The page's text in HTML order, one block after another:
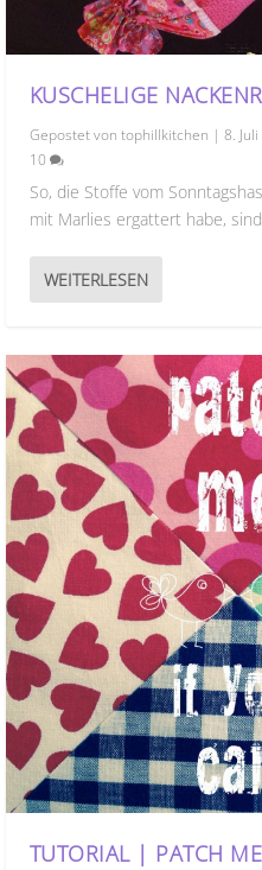
KUSCHELIGE
Gepostet von tophillkitchen | 8.
10
So, die Stoffe vom
mit Marlies ergattert habe, sind
WEITERLESEN
TUTORIAL | PATCH